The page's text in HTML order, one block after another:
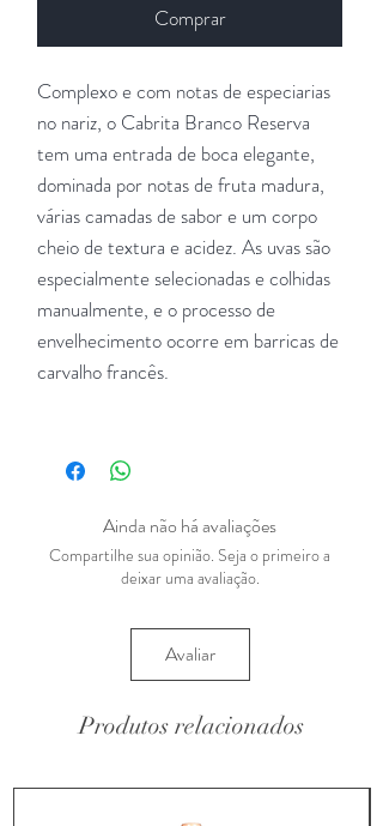
Comprar
Complexo e com notas de especiarias
no nariz, o Cabrita Branco Reserva
tem uma entrada de boca elegante,
dominada por notas de fruta madura,
várias camadas de sabor e um corpo
cheio de textura e acidez. As uvas são
especialmente selecionadas e colhidas
manualmente, e o processo de
envelhecimento ocorre em barricas de
carvalho francês.
Ainda não há avaliações
Compartilhe sua opinião. Seja o primeiro a
deixar uma avaliação.
Avaliar
Produtos relacionados